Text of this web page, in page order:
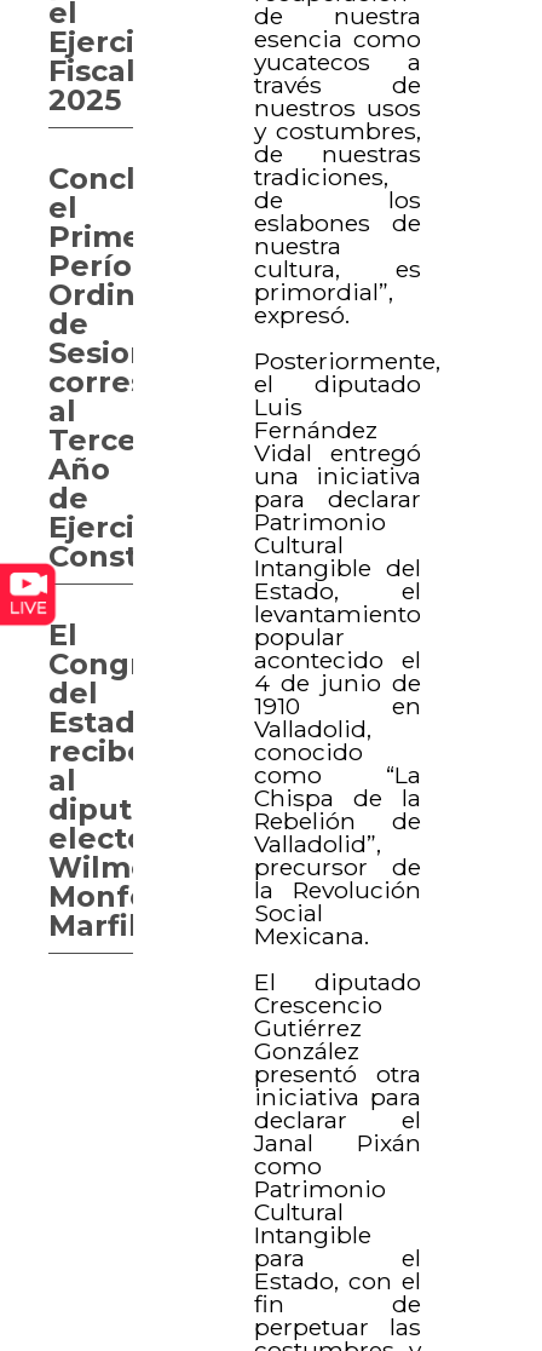
de nuestra
esencia como
yucatecos a
través de
nuestros usos
y costumbres,
de nuestras
tradiciones,
de los
eslabones de
nuestra
cultura, es
primordial”,
expresó.
Posteriormente,
el diputado
Luis
Fernández
Vidal entregó
una iniciativa
para declarar
Patrimonio
Cultural
Intangible del
Estado, el
levantamiento
popular
acontecido el
4 de junio de
1910 en
Valladolid,
conocido
como “La
Chispa de la
Rebelión de
Valladolid”,
precursor de
la Revolución
Social
Mexicana.
El diputado
Crescencio
Gutiérrez
González
presentó otra
iniciativa para
declarar el
Janal Pixán
como
Patrimonio
Cultural
Intangible
para el
Estado, con el
fin de
perpetuar las
el
Ejercicio
Fiscal
2025
Concluye
el
Primer
Período
Ordinario
de
Sesiones
correspondiente
al
Tercer
Año
de
Ejercicio
Constitucional
El
Congreso
del
Estado
recibe
al
diputado
electo
Wilmer
Monforte
Marfil